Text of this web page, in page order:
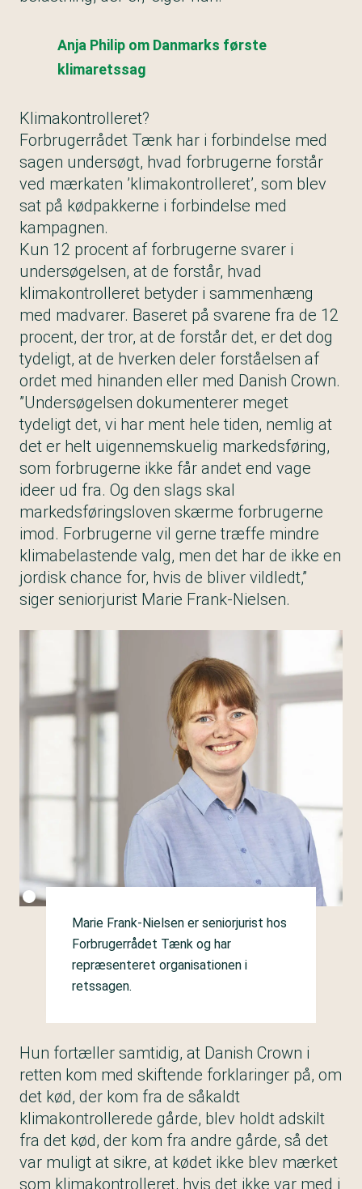
Anja Philip om Danmarks første
klimaretssag
Klimakontrolleret?
Forbrugerrådet Tænk har i forbindelse med
sagen undersøgt, hvad forbrugerne forstår
ved mærkaten ’klimakontrolleret’, som blev
sat på kødpakkerne i forbindelse med
kampagnen.
Kun 12 procent af forbrugerne svarer i
undersøgelsen, at de forstår, hvad
klimakontrolleret betyder i sammenhæng
med madvarer. Baseret på svarene fra de 12
procent, der tror, at de forstår det, er det dog
tydeligt, at de hverken deler forståelsen af
ordet med hinanden eller med Danish Crown.
”Undersøgelsen dokumenterer meget
tydeligt det, vi har ment hele tiden, nemlig at
det er helt uigennemskuelig markedsføring,
som forbrugerne ikke får andet end vage
ideer ud fra. Og den slags skal
markedsføringsloven skærme forbrugerne
imod. Forbrugerne vil gerne træffe mindre
klimabelastende valg, men det har de ikke en
jordisk chance for, hvis de bliver vildledt,”
siger seniorjurist Marie Frank-Nielsen.
Fotokredit:
Forbrugerrådet Tænk
Marie Frank-Nielsen er seniorjurist hos
Forbrugerrådet Tænk og har
repræsenteret organisationen i
retssagen.
Hun fortæller samtidig, at Danish Crown i
retten kom med skiftende forklaringer på, om
det kød, der kom fra de såkaldt
klimakontrollerede gårde, blev holdt adskilt
fra det kød, der kom fra andre gårde, så det
var muligt at sikre, at kødet ikke blev mærket
som klimakontrolleret, hvis det ikke var med i